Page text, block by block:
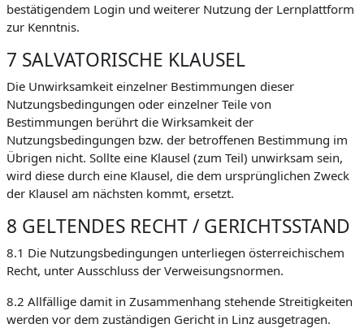
bestätigendem Login und weiterer Nutzung der Lernplattform
zur Kenntnis.
7 SALVATORISCHE KLAUSEL
Die Unwirksamkeit einzelner Bestimmungen dieser
Nutzungsbedingungen oder einzelner Teile von
Bestimmungen berührt die Wirksamkeit der
Nutzungsbedingungen bzw. der betroffenen Bestimmung im
Übrigen nicht. Sollte eine Klausel (zum Teil) unwirksam sein,
wird diese durch eine Klausel, die dem ursprünglichen Zweck
der Klausel am nächsten kommt, ersetzt.
8 GELTENDES RECHT / GERICHTSSTAND
8.1 Die Nutzungsbedingungen unterliegen österreichischem
Recht, unter Ausschluss der Verweisungsnormen.
8.2 Allfällige damit in Zusammenhang stehende Streitigkeiten
werden vor dem zuständigen Gericht in Linz ausgetragen.